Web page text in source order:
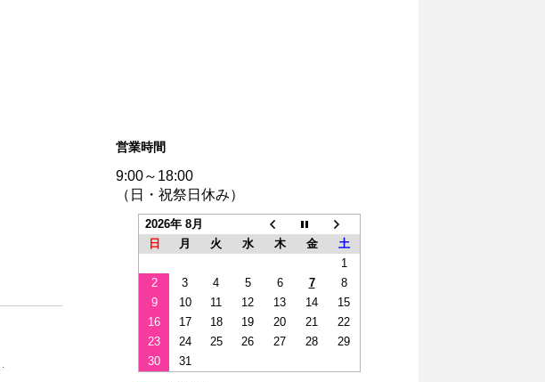
営業時間
9:00～18:00
（日・祝祭日休み）
2026年 8月
日
月 火 水 木 金
土
1
2
3 4 5 6 7
8
9
10 11 12 13 14
15
16
17 18 19 20 21
22
23
24 25 26 27 28
29
30
31